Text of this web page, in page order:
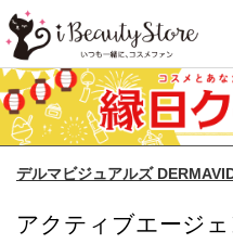
デルマビジュアルズ
アクティブエージ